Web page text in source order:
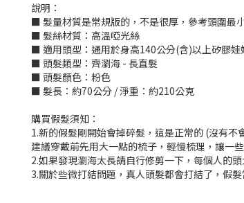
說明：
■ 髮量材質是常規版的，不是很厚，參考頭圍最
■ 髮絲材質：高溫啞光絲
■ 適用頭型：通用於身高140公分(含)以上矽膠娃
■ 頭髮類型：齊瀏海 - 長直髮
■ 頭髮顏色：粉色
■ 髮長：約70公分 / 淨重：約210公克
購買假髮須知：
1.新的假髮剛開始會掉碎髮，這是正常的 (沒有
建議穿戴前先用大一點的梳子，輕慢梳理，讓一
2.如果發現瀏海太長請自行修剪一下，每個人的
3.關於些微打結問題，真人頭髮都會打結了，假